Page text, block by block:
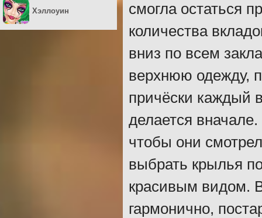
смогла остаться
количества
вниз по всем
верхнюю одежду,
причёски каждый
делается
чтобы они
выбрать крылья
красивым видом.
гармонично,
Хэллоуин